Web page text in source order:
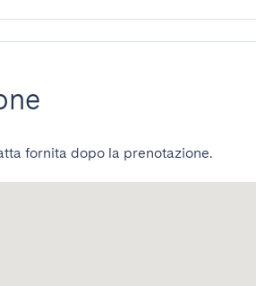
fornita dopo la prenotazione.